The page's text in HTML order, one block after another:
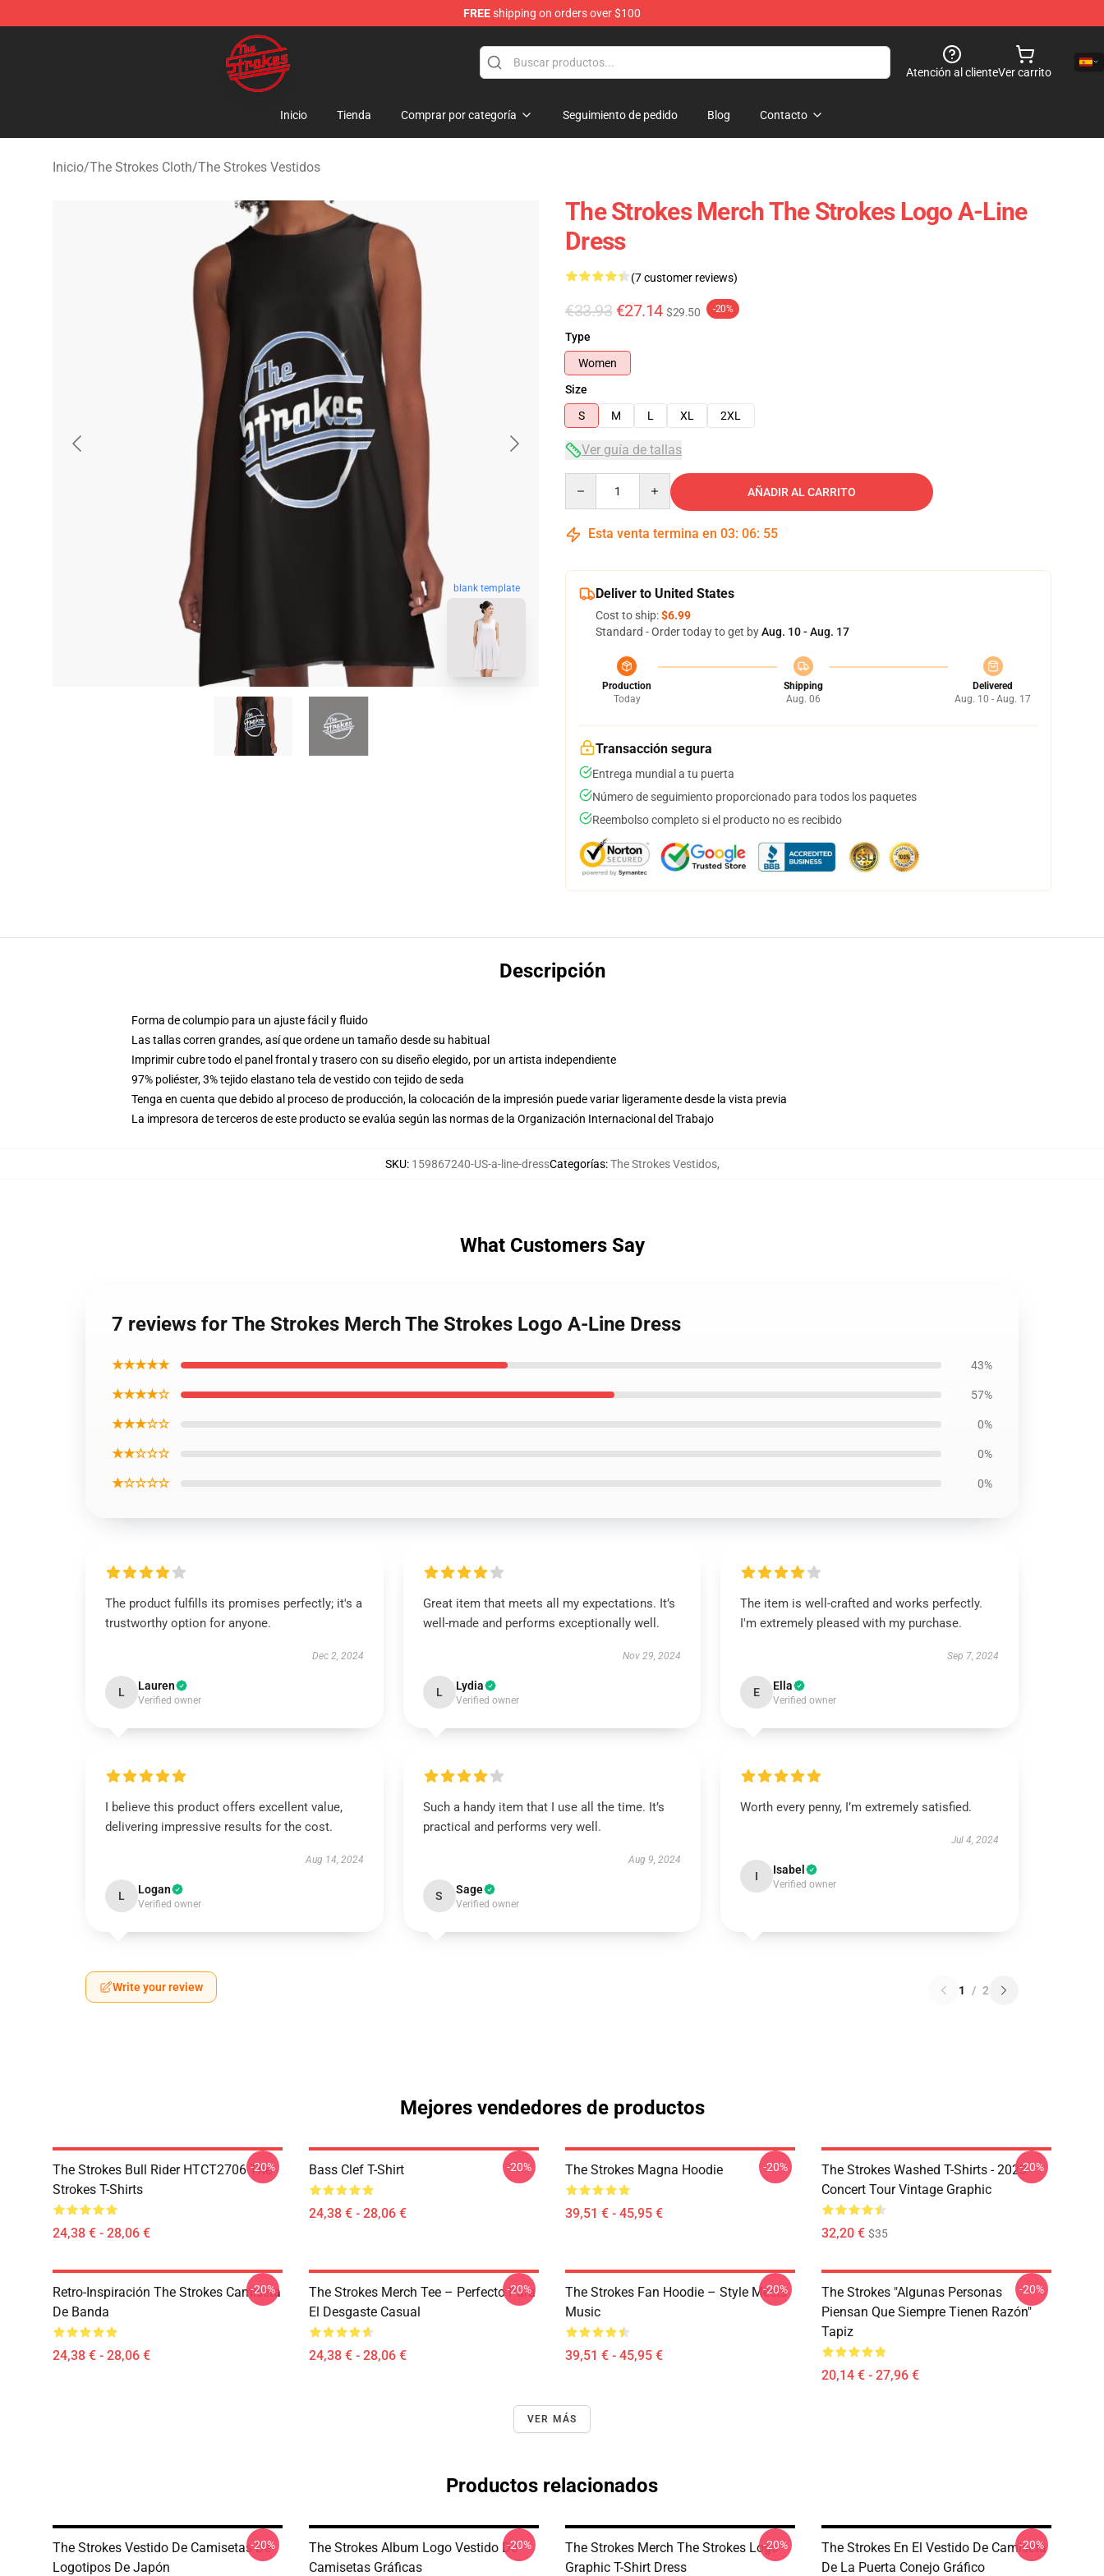
FREEshipping on orders over $100
The Strokes Shop - Official The Strokes Merchandise Store
Atención al clienteVer carrito
Inicio Tienda Comprar por categoría Seguimiento de pedido Blog Contacto
Inicio/The Strokes Cloth/The Strokes Vestidos
blank template
The Strokes Merch The Strokes Logo A-Line
Dress
(7 customer reviews)
€33.93 €27.14 $29.50 -20%
Type
Women
Size
S
M L XL 2XL
Ver guía de tallas
AÑADIR AL CARRITO
Esta venta termina en 03: 06: 54
Deliver to United States
Cost to ship:$6.99
Standard - Order today to get byAug. 10 - Aug. 17
Production
Today
Shipping
Aug. 06
Delivered
Aug. 10 - Aug. 17
Transacción segura
Entrega mundial a tu puerta
Número de seguimiento proporcionado para todos los paquetes
Reembolso completo si el producto no es recibido
Descripción
Forma de columpio para un ajuste fácil y fluido
Las tallas corren grandes, así que ordene un tamaño desde su habitual
Imprimir cubre todo el panel frontal y trasero con su diseño elegido, por un artista independiente
97% poliéster, 3% tejido elastano tela de vestido con tejido de seda
Tenga en cuenta que debido al proceso de producción, la colocación de la impresión puede variar ligeramente desde la vista previa
La impresora de terceros de este producto se evalúa según las normas de la Organización Internacional del Trabajo
SKU: 159867240-US-a-line-dressCategorías:The Strokes Vestidos,
What Customers Say
7 reviews for The Strokes Merch The Strokes Logo A-Line Dress
★★★★★ 43%
★★★★☆ 57%
★★★☆☆ 0%
★★☆☆☆ 0%
★☆☆☆☆ 0%
The product fulfills its promises perfectly; it's a
trustworthy option for anyone.
Dec 2, 2024
L Lauren
Verified owner
Great item that meets all my expectations. It’s
well-made and performs exceptionally well.
Nov 29, 2024
L Lydia
Verified owner
The item is well-crafted and works perfectly.
I'm extremely pleased with my purchase.
Sep 7, 2024
E Ella
Verified owner
I believe this product offers excellent value,
delivering impressive results for the cost.
Aug 14, 2024
L Logan
Verified owner
Such a handy item that I use all the time. It’s
practical and performs very well.
Aug 9, 2024
S Sage
Verified owner
Worth every penny, I’m extremely satisfied.
Jul 4, 2024
I Isabel
Verified owner
Write your review 1 / 2
Mejores vendedores de productos
The Strokes Bull Rider HTCT2706 The
Strokes T-Shirts
24,38 € - 28,06 €
-20% Bass Clef T-Shirt
24,38 € - 28,06 €
-20% The Strokes Magna Hoodie
39,51 € - 45,95 €
-20%
The Strokes Washed T-Shirts - 2023
Concert Tour Vintage Graphic
32,20 € $35
-20%
Retro-Inspiración The Strokes Camiseta
De Banda
24,38 € - 28,06 €
-20%
The Strokes Merch Tee – Perfecto Para
El Desgaste Casual
24,38 € - 28,06 €
-20%
The Strokes Fan Hoodie – Style Meets
Music
39,51 € - 45,95 €
-20%
The Strokes "Algunas Personas
Piensan Que Siempre Tienen Razón"
Tapiz
20,14 € - 27,96 €
-20%
VER MÁS
Productos relacionados
The Strokes Vestido De Camisetas De
Logotipos De Japón
-20%
The Strokes Album Logo Vestido De
Camisetas Gráficas
-20%
The Strokes Merch The Strokes Logo
Graphic T-Shirt Dress
-20%
The Strokes En El Vestido De Camiseta
De La Puerta Conejo Gráfico
-20%